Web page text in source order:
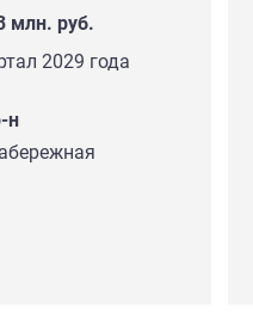
млн. руб.
2029 года
н